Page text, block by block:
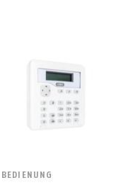
BEDIENUNG